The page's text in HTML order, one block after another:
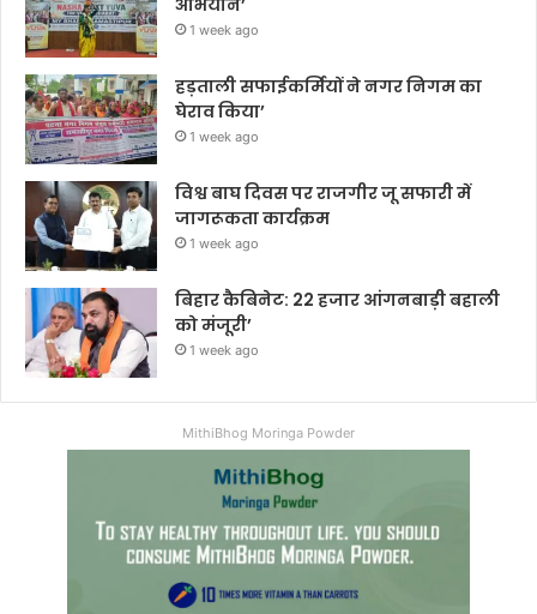
1 week ago
हड़ताली सफाईकर्मियों ने नगर निगम का
घेराव किया’
1 week ago
विश्व बाघ दिवस पर राजगीर जू सफारी में
जागरूकता कार्यक्रम
1 week ago
बिहार कैबिनेट: 22 हजार आंगनबाड़ी बहाली
को मंजूरी’
1 week ago
MithiBhog Moringa Powder